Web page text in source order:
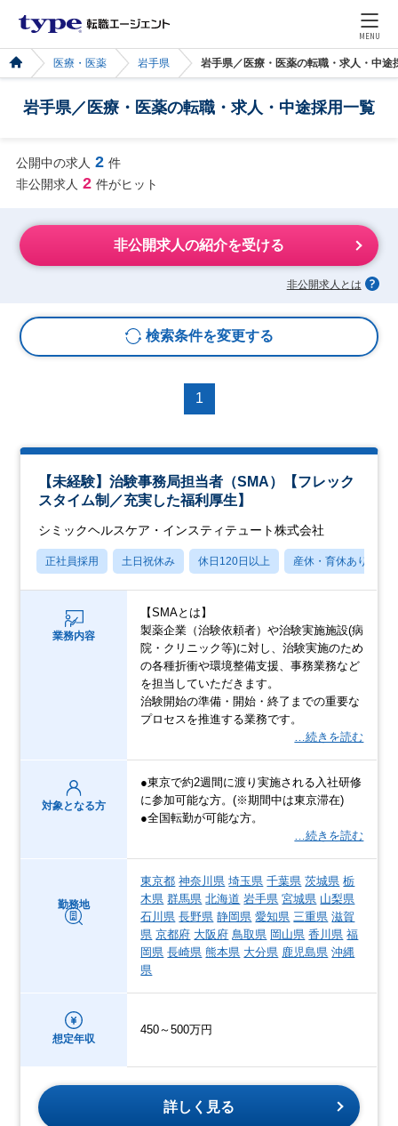
MENU
医療・医薬 岩手県 岩手県／医療・医薬の転職・求人・中途
岩手県／医療・医薬の転職・求人・中途採用一覧
公開中の求人 2 件
非公開求人 2 件がヒット
非公開求人の紹介を受ける
非公開求人とは
検索条件を変更する
1
【未経験】治験事務局担当者（SMA）【フレック
スタイム制／充実した福利厚生】
シミックヘルスケア・インスティテュート株式会社
正社員採用 土日祝休み 休日120日以上 産休・育休あり
業務内容
【SMAとは】
製薬企業（治験依頼者）や治験実施施設(病
院・クリニック等)に対し、治験実施のため
の各種折衝や環境整備支援、事務業務など
を担当していただきます。
治験開始の準備・開始・終了までの重要な
プロセスを推進する業務です。
…続きを読む
対象となる方
●東京で約2週間に渡り実施される入社研修
に参加可能な方。(※期間中は東京滞在)
●全国転勤が可能な方。
…続きを読む
勤務地
東京都 神奈川県 埼玉県 千葉県 茨城県 栃
木県 群馬県 北海道 岩手県 宮城県 山梨県
石川県 長野県 静岡県 愛知県 三重県 滋賀
県 京都府 大阪府 鳥取県 岡山県 香川県 福
岡県 長崎県 熊本県 大分県 鹿児島県 沖縄
県
想定年収
450～500万円
詳しく見る